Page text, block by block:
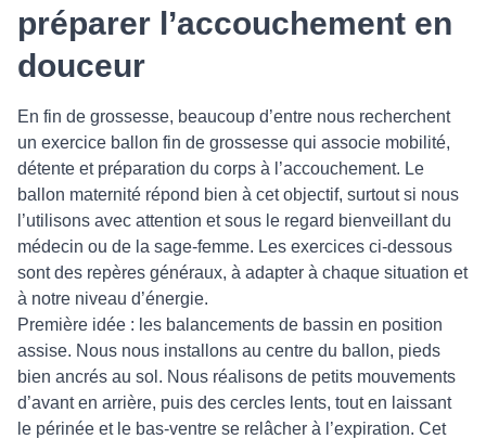
préparer l’accouchement en
douceur
En fin de grossesse, beaucoup d’entre nous recherchent
un exercice ballon fin de grossesse qui associe mobilité,
détente et préparation du corps à l’accouchement. Le
ballon maternité répond bien à cet objectif, surtout si nous
l’utilisons avec attention et sous le regard bienveillant du
médecin ou de la sage-femme. Les exercices ci-dessous
sont des repères généraux, à adapter à chaque situation et
à notre niveau d’énergie.
Première idée : les balancements de bassin en position
assise. Nous nous installons au centre du ballon, pieds
bien ancrés au sol. Nous réalisons de petits mouvements
d’avant en arrière, puis des cercles lents, tout en laissant
le périnée et le bas-ventre se relâcher à l’expiration. Cet